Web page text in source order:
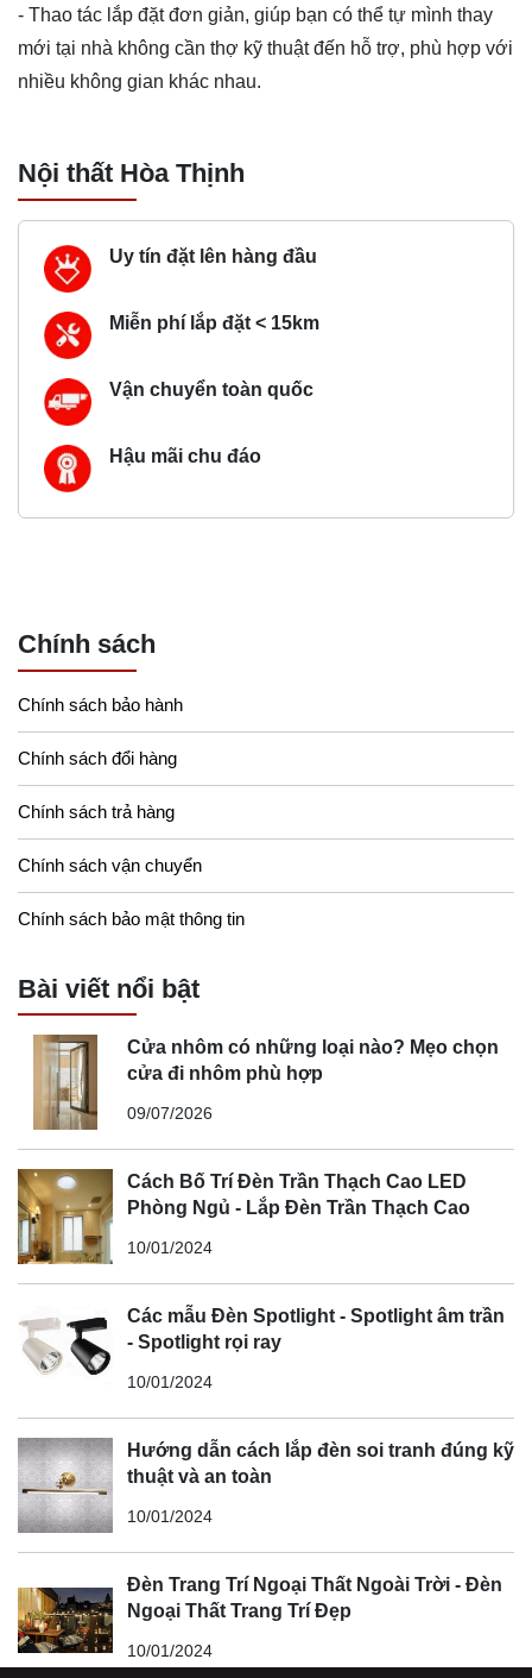
- Thao tác lắp đặt đơn giản, giúp bạn có thể tự mình thay
mới tại nhà không cần thợ kỹ thuật đến hỗ trợ, phù hợp với
nhiều không gian khác nhau.
Nội thất Hòa Thịnh
Uy tín đặt lên hàng đầu
Miễn phí lắp đặt < 15km
Vận chuyển toàn quốc
Hậu mãi chu đáo
Chính sách
Chính sách bảo hành
Chính sách đổi hàng
Chính sách trả hàng
Chính sách vận chuyển
Chính sách bảo mật thông tin
Bài viết nổi bật
Cửa nhôm có những loại nào? Mẹo chọn
cửa đi nhôm phù hợp
09/07/2026
Cách Bố Trí Đèn Trần Thạch Cao LED
Phòng Ngủ - Lắp Đèn Trần Thạch Cao
10/01/2024
Các mẫu Đèn Spotlight - Spotlight âm trần
- Spotlight rọi ray
10/01/2024
Hướng dẫn cách lắp đèn soi tranh đúng kỹ
thuật và an toàn
10/01/2024
Đèn Trang Trí Ngoại Thất Ngoài Trời - Đèn
Ngoại Thất Trang Trí Đẹp
10/01/2024